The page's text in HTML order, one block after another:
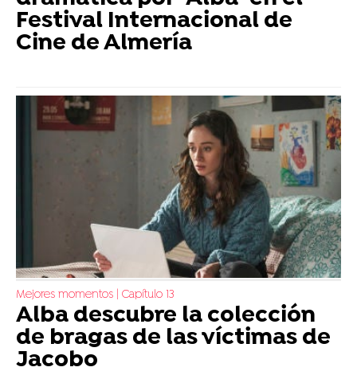
Festival Internacional de
Cine de Almería
Mejores momentos | Capítulo 13
Alba descubre la colección
de bragas de las víctimas de
Jacobo